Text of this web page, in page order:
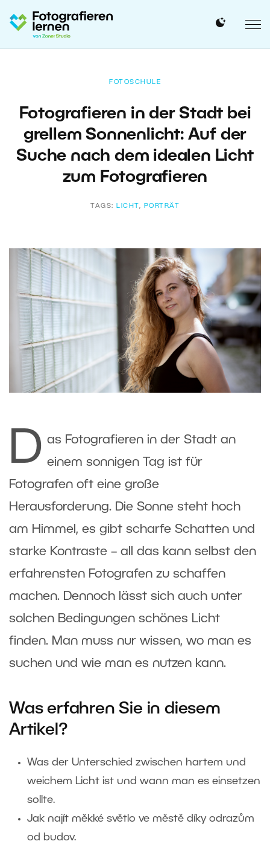
FOTOSCHULE
Fotografieren in der Stadt bei
grellem Sonnenlicht: Auf der
Suche nach dem idealen Licht
zum Fotografieren
TAGS: LICHT , PORTRÄT
D as Fotografieren in der Stadt an
einem sonnigen Tag ist für
Fotografen oft eine große
Herausforderung. Die Sonne steht hoch
am Himmel, es gibt scharfe Schatten und
starke Kontraste – all das kann selbst den
erfahrensten Fotografen zu schaffen
machen. Dennoch lässt sich auch unter
solchen Bedingungen schönes Licht
finden. Man muss nur wissen, wo man es
suchen und wie man es nutzen kann.
Was erfahren Sie in diesem
Artikel?
Was der Unterschied zwischen hartem und
weichem Licht ist und wann man es einsetzen
sollte.
Jak najít měkké světlo ve městě díky odrazům
od budov.